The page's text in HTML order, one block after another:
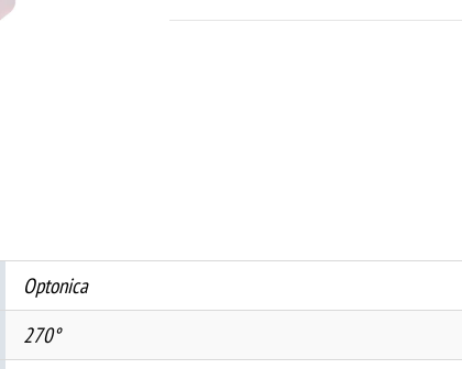
ОГАН
ТРИ
РАБОТА)
Optonica
270°